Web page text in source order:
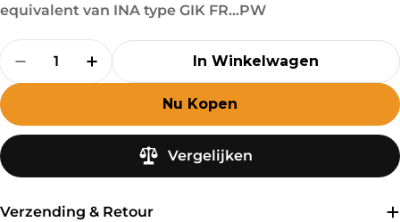
equivalent van INA type GIK FR...PW
Hoeveelheid
Hoeveelheid Verlagen Voor LSK Stangkop
Verhoog De Hoeveelheid Voor LSK
In Winkelwagen
Nu Kopen
Vergelijken
Verzending & Retour